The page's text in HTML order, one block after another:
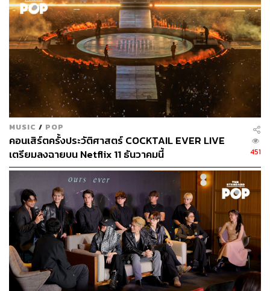
นีออนบีชบาร์กลางลาดพร้าว ตลกไปอีก
The Vibe
ด้วยความที่หุ้นส่วนร้านหลายคนชอบเล่นเซิร์ฟและไป
โอกินาวาอยู่บ่อยๆ จึงตั้งใจยกกลิ่นอายของเกาะญี่ปุ่นแห่งนี้
มาไว้ในคูหาจิ๋วแบบขำๆ ตั้งแต่การนำต้นไม้มาจัดวาง เซิร์ฟ
บอร์ดที่แขวนบนผนังกำแพง ตลอดจนโต๊ะเก้าอี้ไม้เหมือนนั่ง
อยู่ริมทะเล และหาดทรายจำลอง พร้อมของเล่นเด็กหลาย
อย่างชวนให้นึกถึงวันวาน หากมาคืนวันพฤหัสบดี​หรือวัน
เสาร์ ทางร้านมีดนตรีสด ส่วนวันศุกร์มี Live DJ เปิดเพลง
ตลอดคืนด้วย
MUSIC / POP
คอนเสิร์ตครั้งประวัติศาสตร์ COCKTAIL EVER LIVE
เตรียมลงฉายบน Netflix 11 ธันวาคมนี้
451